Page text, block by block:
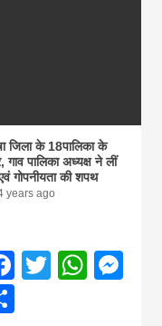
जिला के 18पालिका के
गाव पालिका अध्यक्ष ने लीं
गोपनीयता की शपथ
years ago
Facebook
Twitter
Share